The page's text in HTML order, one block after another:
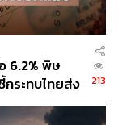
6.2% พิษ
ระทบไทยส่ง
213